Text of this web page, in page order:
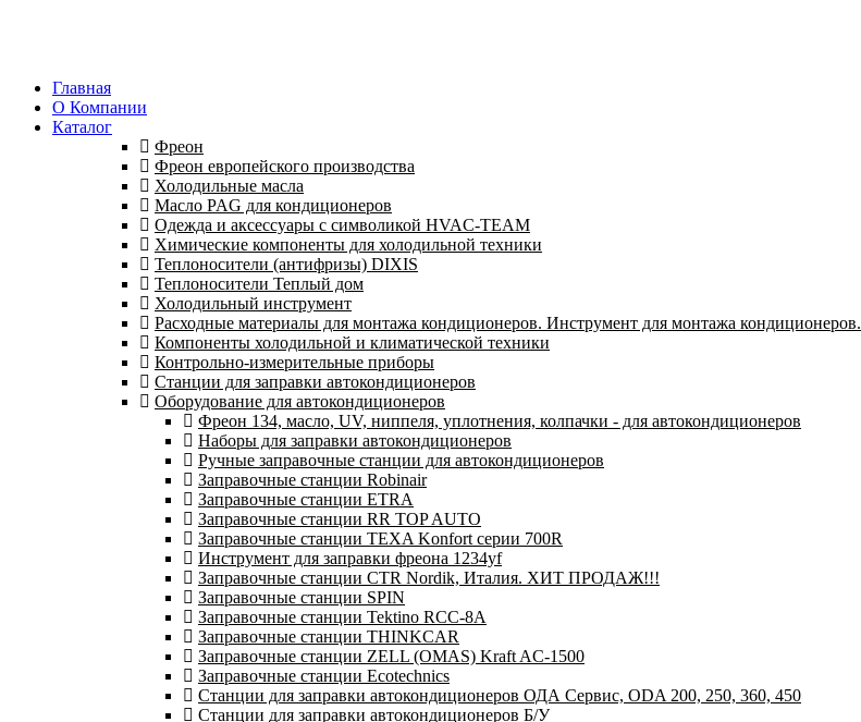
Главная
О Компании
Каталог
Фреон
Фреон европейского производства
Холодильные масла
Масло PAG для кондиционеров
Одежда и аксессуары с символикой HVAC-TEAM
Химические компоненты для холодильной техники
Теплоносители (антифризы) DIXIS
Теплоносители Теплый дом
Холодильный инструмент
Расходные материалы для монтажа кондиционеров. Инструмент для монтажа кондиционеров.
Компоненты холодильной и климатической техники
Контрольно-измерительные приборы
Станции для заправки автокондиционеров
Оборудование для автокондиционеров
Фреон 134, масло, UV, ниппеля, уплотнения, колпачки - для автокондиционеров
Наборы для заправки автокондиционеров
Ручные заправочные станции для автокондиционеров
Заправочные станции Robinair
Заправочные станции ETRA
Заправочные станции RR TOP AUTO
Заправочные станции TEXA Konfort серии 700R
Инструмент для заправки фреона 1234yf
Заправочные станции CTR Nordik, Италия. ХИТ ПРОДАЖ!!!
Заправочные станции SPIN
Заправочные станции Tektino RCC-8A
Заправочные станции THINKCAR
Заправочные станции ZELL (OMAS) Kraft AC-1500
Заправочные станции Ecotechnics
Станции для заправки автокондиционеров ОДА Сервис, ODA 200, 250, 360, 450
Станции для заправки автокондиционеров Б/У